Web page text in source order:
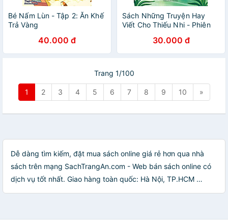
Bé Nấm Lùn - Tập 2: Ăn Khế
Trả Vàng
40.000 đ
Sách Những Truyện Hay
Viết Cho Thiếu Nhi - Phiên
30.000 đ
Trang 1/100
1 2 3 4 5 6 7 8 9 10 »
Dễ dàng tìm kiếm, đặt mua sách online giá rẻ hơn qua nhà
sách trên mạng SachTrangAn.com - Web bán sách online có
dịch vụ tốt nhất. Giao hàng toàn quốc: Hà Nội, TP.HCM …